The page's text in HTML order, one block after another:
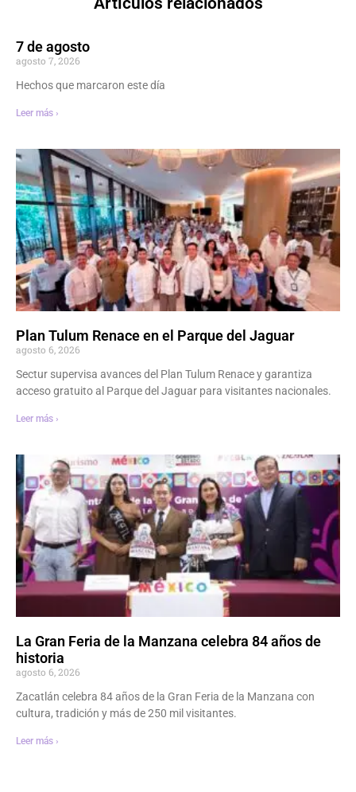
7 de agosto
agosto 7, 2026
Hechos que marcaron este día
Leer más ›
Plan Tulum Renace en el Parque del Jaguar
agosto 6, 2026
Sectur supervisa avances del Plan Tulum Renace y garantiza
acceso gratuito al Parque del Jaguar para visitantes nacionales.
Leer más ›
La Gran Feria de la Manzana celebra 84 años de
historia
agosto 6, 2026
Zacatlán celebra 84 años de la Gran Feria de la Manzana con
cultura, tradición y más de 250 mil visitantes.
Leer más ›